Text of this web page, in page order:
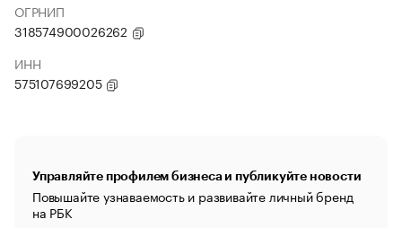
ОГРНИП
318574900026262
ИНН
575107699205
Управляйте профилем бизнеса и публикуйте новости
Повышайте узнаваемость и развивайте личный бренд
на РБК